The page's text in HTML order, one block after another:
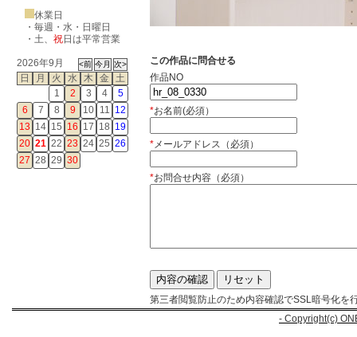
休業日
・毎週・水・日曜日
・ 土、 祝日は平常営業
2026年9月
日
月 火 水 木 金
土
1
2 3 4
5
6
7 8 9 10 11 12
13 14 15 16 17 18 19
20 21 22 23 24 25 26
27 28 29 30
この作品に問合せる
作品NO
*お名前(必須）
*メールアドレス（必須）
*お問合せ内容（必須）
第三者閲覧防止のため内容確認でSSL暗号化を
- Copyright(c)